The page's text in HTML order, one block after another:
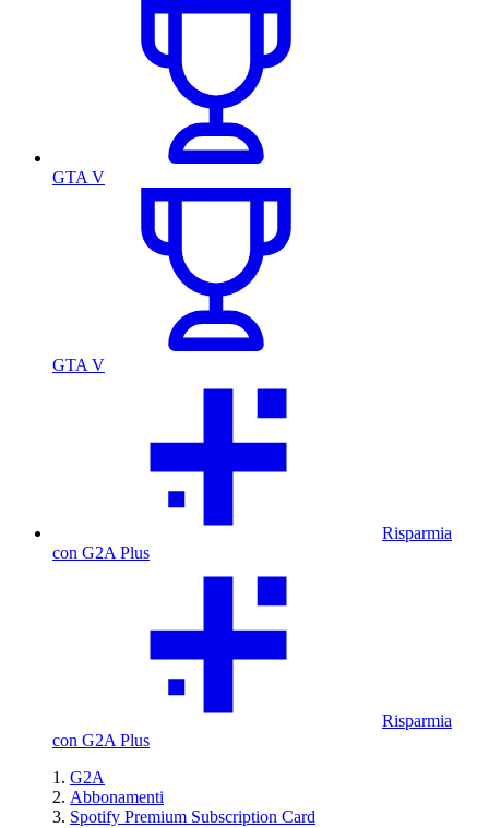
GTA V
GTA V
Risparmia
con G2A Plus
Risparmia
con G2A Plus
G2A
Abbonamenti
Spotify Premium Subscription Card